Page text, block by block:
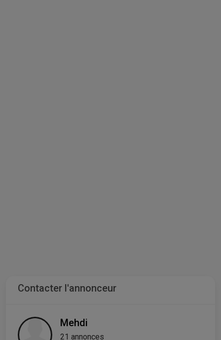
Contacter l'annonceur
Mehdi
21 annonces